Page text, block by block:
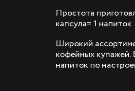
Простота
капсула= 1 напиток
Широкий
кофейных купажей.
напиток по